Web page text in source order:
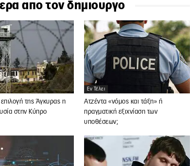
απο τον δημιουργο
επιλογή της Άγκυρας η
στην Κύπρο
Εν Τέλει
Ατζέντα «νόμος και τάξη» ή
πραγματική εξιχνίαση των
υποθέσεων;